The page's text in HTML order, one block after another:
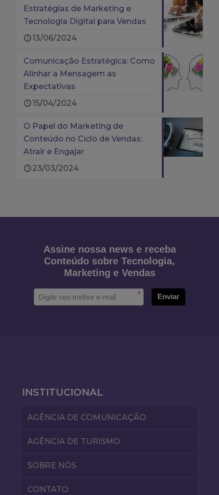
Estratégias de Marketing e
Tecnologia Digital para Vendas
13/06/2024
Comunicação Estratégica: Como
Alinhar a Mensagem as
Expectativas
15/04/2024
O Papel do Marketing de
Conteúdo no Ciclo de Vendas:
Atrair e Engajar
23/03/2024
Assine nossa news e receba
Conteúdo sobre Tecnologia,
Marketing e Vendas
* Enviar
INSTITUCIONAL
AGÊNCIA DE COMUNICAÇÃO
AGÊNCIA DE TURISMO
SOBRE NÓS
CONTATO